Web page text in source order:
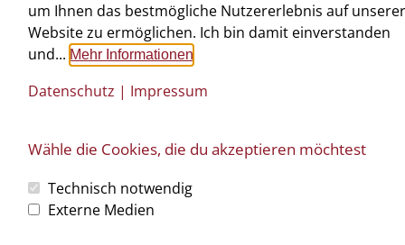
©art.waldsoft
Büro: Oberstrahlbach 116 | 3910 Zwettl | T: 02822 520 18 |tischlerei@ntw-
design.at
Impressum Datenschutz
um Ihnen das bestmögliche Nutzererlebnis auf unserer
Website zu ermöglichen. Ich bin damit einverstanden
und... Mehr Informationen
Datenschutz | Impressum
Wähle die Cookies, die du akzeptieren möchtest
Technisch notwendig
Externe Medien